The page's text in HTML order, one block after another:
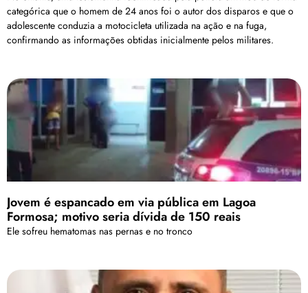
categórica que o homem de 24 anos foi o autor dos disparos e que o
adolescente conduzia a motocicleta utilizada na ação e na fuga,
confirmando as informações obtidas inicialmente pelos militares.
Jovem é espancado em via pública em Lagoa
Formosa; motivo seria dívida de 150 reais
Ele sofreu hematomas nas pernas e no tronco